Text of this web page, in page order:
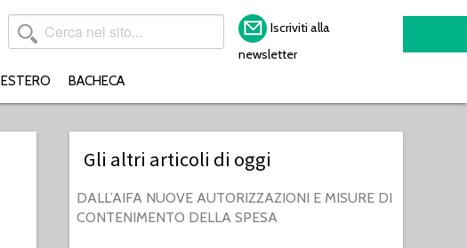
Iscriviti alla
newsletter
ESTERO BACHECA
Gli altri articoli di oggi
DALL’AIFA NUOVE AUTORIZZAZIONI E MISURE DI
CONTENIMENTO DELLA SPESA